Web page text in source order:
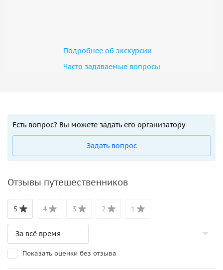
Подробнее об экскурсии
Часто задаваемые вопросы
Есть вопрос? Вы можете задать его организатору
Задать вопрос
Отзывы путешественников
5 4 3 2 1
Показать оценки без отзыва